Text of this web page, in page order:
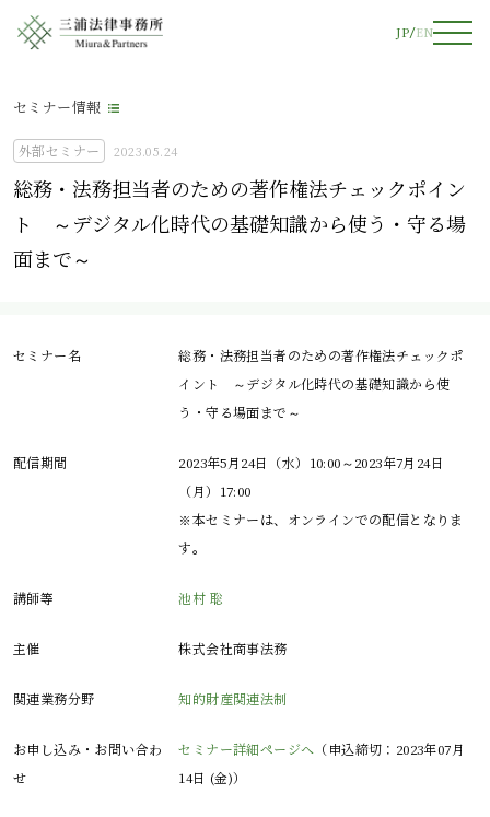
JP EN
セミナー情報
外部セミナー 2023.05.24
総務・法務担当者のための著作権法チェックポイン
ト ～デジタル化時代の基礎知識から使う・守る場
面まで～
セミナー名
総務・法務担当者のための著作権法チェックポ
イント ～デジタル化時代の基礎知識から使
う・守る場面まで～
配信期間
2023年5月24日（水）10:00～2023年7月24日
（月）17:00
※本セミナーは、オンラインでの配信となりま
講師等 池村 聡
主催 株式会社商事法務
関連業務分野 知的財産関連法制
お申し込み・お問い合わ
せ
セミナー詳細ページへ （申込締切：2023年07月
14日 (金)）